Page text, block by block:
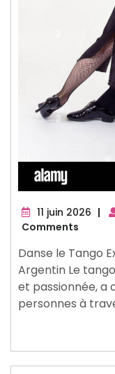
11 juin 2026 11|
Comments
Danse le Tango
Argentin Le
et passionnée, a
personnes à